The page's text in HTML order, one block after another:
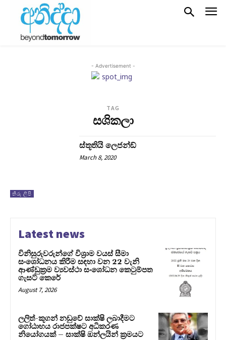
- Advertisement -
TAG
සශිකලා
තීරු ලිපි
ස්තූතියි ලෙජන්ඞ්
March 8, 2020
Latest news
විනිසුරුවරුන්ගේ විශ්‍රාම වයස් සීමා
සංශෝධනය කිරීම සඳහා වන 22 වැනි
ආණ්ඩුක්‍රම ව්‍යවස්ථා සංශෝධන කෙටුම්පත
ගැසට් කෙරේ
August 7, 2026
ලලිත්-කූගන් නඩුවේ සාක්ෂි ලබාදීමට
ගෝඨාභය රාජපක්ෂට අධිකරණ
නියෝගයක් – සාක්ෂි ඔන්ලයින් ක්‍රමයට